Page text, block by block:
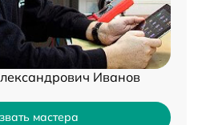
Иванов
мастера